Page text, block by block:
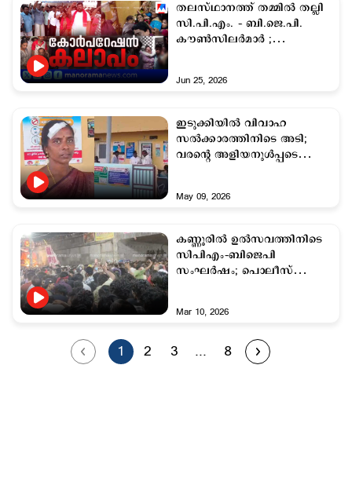
തലസ്ഥാനത്ത് തമ്മില്‍ തല്ലി
സി.പി.എം. – ബി.ജെ.പി.
കൗണ്‍സിലര്‍മാര്‍ ;
Jun 25, 2026
ഇടുക്കിയില്‍ വിവാഹ
സല്‍ക്കാരത്തിനിടെ അടി;
വരന്‍റെ അളിയനുള്‍പ്പടെ
May 09, 2026
കണ്ണൂരില്‍ ഉല്‍സവത്തിനിടെ
സിപിഎം–ബിജെപി
സംഘര്‍ഷം; പൊലീസ്
Mar 10, 2026
1 2 3 ... 8